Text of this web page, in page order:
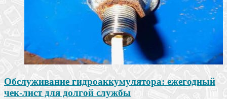
Обслуживание гидроаккумулятора: ежегодный
чек-лист для долгой службы